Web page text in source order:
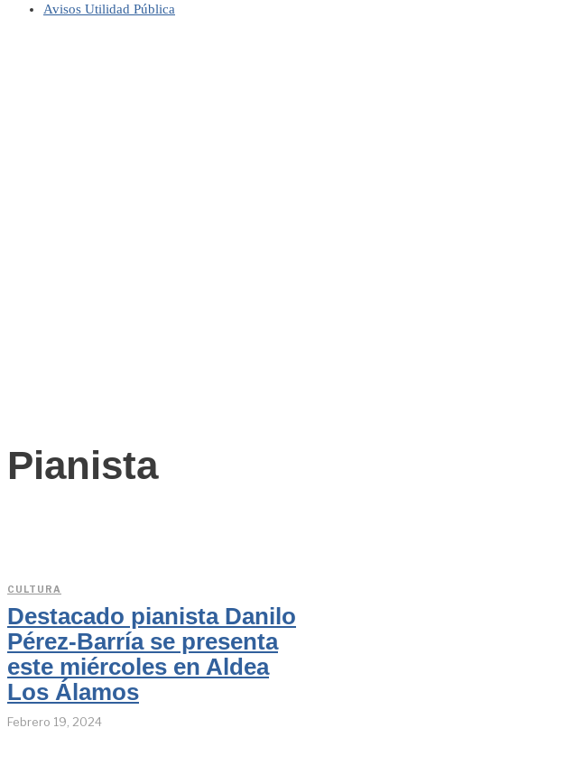
Avisos Utilidad Pública
Pianista
CULTURA
Destacado pianista Danilo
Pérez-Barría se presenta
este miércoles en Aldea
Los Álamos
Febrero 19, 2024